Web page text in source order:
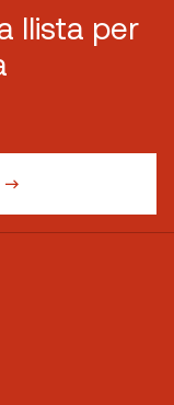
llista per